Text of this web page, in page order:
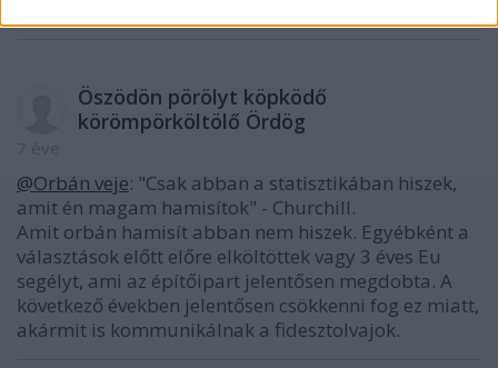
Öszödön pörölyt köpködő
körömpörköltölő Ördög
@Orbán veje: "Csak abban a statisztikában hiszek,
amit én magam hamisítok" - Churchill.
Amit orbán hamisít abban nem hiszek. Egyébként a
választások előtt előre elköltöttek vagy 3 éves Eu
segélyt, ami az építőipart jelentősen megdobta. A
következő években jelentősen csökkenni fog ez miatt,
akármit is kommunikálnak a fidesztolvajok.